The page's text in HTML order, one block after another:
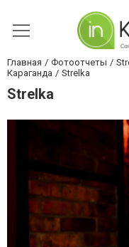
Главная Фотоотчеты
Караганда
Strelka
Strelka